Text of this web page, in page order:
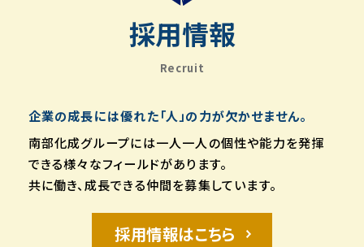
採用情報
Recruit
企業の成長には優れた「人」の力が欠かせません。
南部化成グループには一人一人の個性や能力を発揮
できる様々なフィールドがあります。
共に働き、成長できる仲間を募集しています。
採用情報はこちら